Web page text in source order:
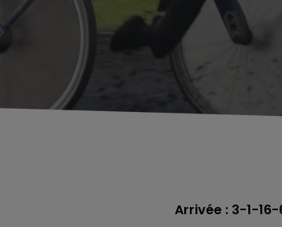
Arrivée : 3-1-